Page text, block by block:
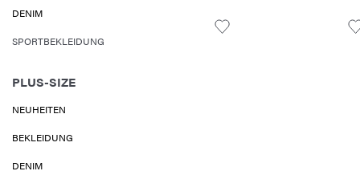
DENIM
SPORTBEKLEIDUNG
PLUS-SIZE
NEUHEITEN
BEKLEIDUNG
DENIM